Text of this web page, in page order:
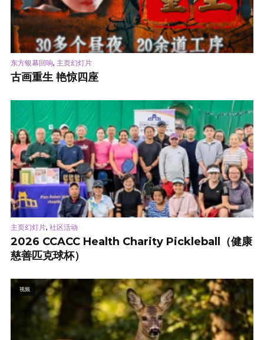
东方银幕回响, 主页幻灯片
古画重生 艳惊四座
主页幻灯片, 社区活动
2026 CCACC Health Charity Pickleball（健康
慈善匹克球杯）
视频